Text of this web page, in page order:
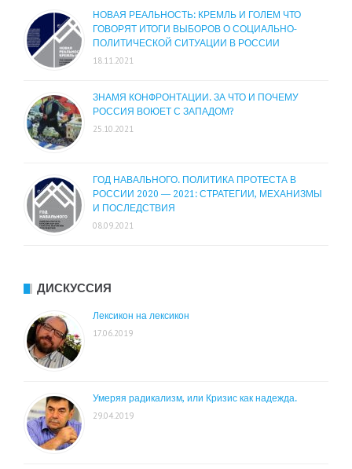
НОВАЯ РЕАЛЬНОСТЬ: КРЕМЛЬ И ГОЛЕМ ЧТО
ГОВОРЯТ ИТОГИ ВЫБОРОВ О СОЦИАЛЬНО-
ПОЛИТИЧЕСКОЙ СИТУАЦИИ В РОССИИ
18.11.2021
ЗНАМЯ КОНФРОНТАЦИИ. ЗА ЧТО И ПОЧЕМУ
РОССИЯ ВОЮЕТ С ЗАПАДОМ?
25.10.2021
ГОД НАВАЛЬНОГО. ПОЛИТИКА ПРОТЕСТА В
РОССИИ 2020 — 2021: СТРАТЕГИИ, МЕХАНИЗМЫ
И ПОСЛЕДСТВИЯ
08.09.2021
ДИСКУССИЯ
Лексикон на лексикон
17.06.2019
Умеряя радикализм, или Кризис как надежда.
29.04.2019